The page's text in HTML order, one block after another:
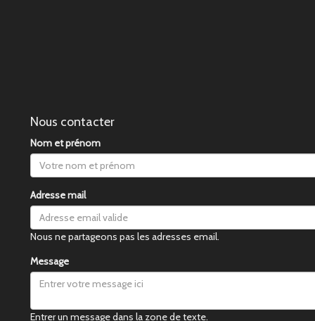
Nous contacter
Nom et prénom
Adresse mail
Nous ne partageons pas les adresses email.
Message
Entrer un message dans la zone de texte.